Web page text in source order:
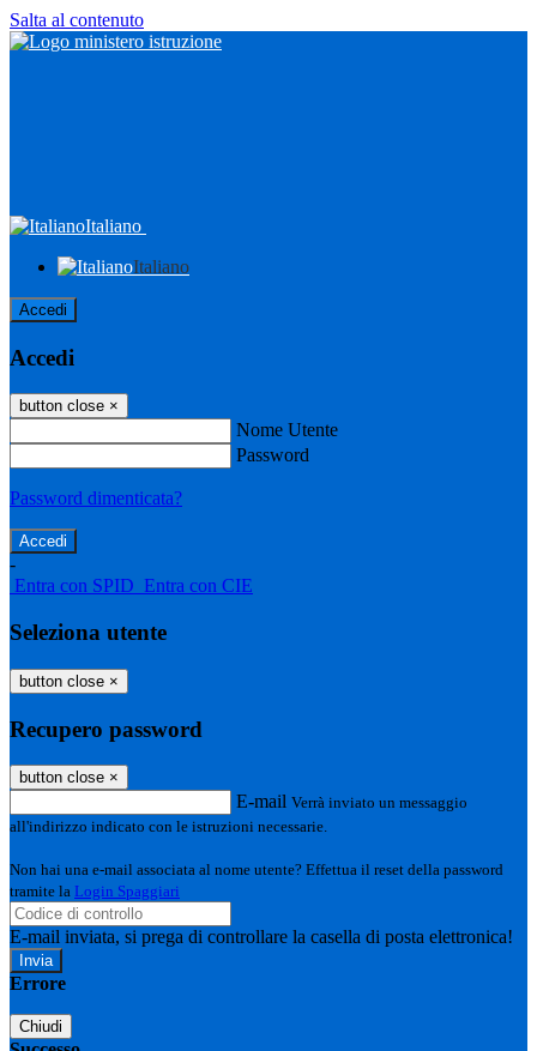
Salta al contenuto
Italiano
Italiano
Accedi
Accedi
button close ×
Nome Utente
Password
Password dimenticata?
-
Entra con SPID Entra con CIE
Seleziona utente
button close ×
Recupero password
button close ×
E-mail Verrà inviato un messaggio
all'indirizzo indicato con le istruzioni necessarie.
Non hai una e-mail associata al nome utente? Effettua il reset della password
tramite la Login Spaggiari
E-mail inviata, si prega di controllare la casella di posta elettronica!
Errore
Chiudi